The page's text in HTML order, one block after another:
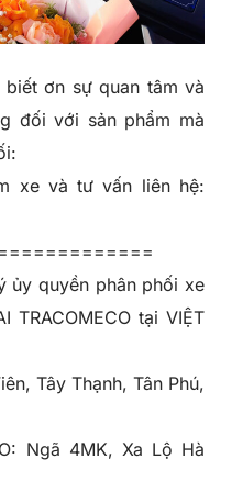
ơn sự quan tâm và
đối với sản phẩm mà
xe và tư vấn liên hệ:
ủy quyền phân phối xe
TRACOMECO tại VIỆT
Tây Thạnh, Tân Phú,
Ngã 4MK, Xa Lộ Hà